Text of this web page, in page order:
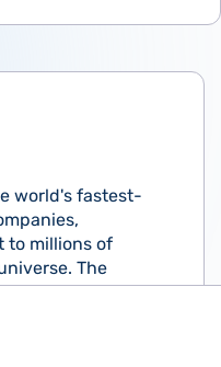
world's fastest-
to millions of
The
in the heart of